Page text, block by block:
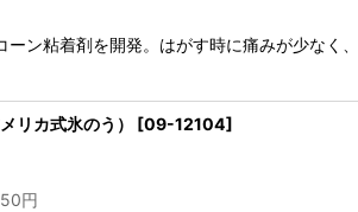
ーン粘着剤を開発。はがす時に痛みが少なく
リカ式氷のう） [09-12104]
円